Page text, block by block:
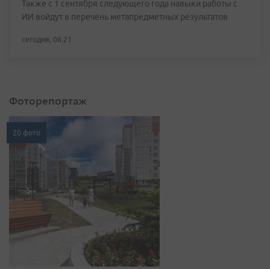
Также с 1 сентября следующего года навыки работы с
ИИ войдут в перечень метапредметных результатов
сегодня, 06:21
Фоторепортаж
20 фото